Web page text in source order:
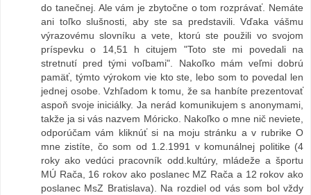
do tanečnej. Ale vám je zbytočne o tom rozprávať. Nemáte
ani toľko slušnosti, aby ste sa predstavili. Vďaka vášmu
výrazovému slovníku a vete, ktorú ste použili vo svojom
príspevku o 14,51 h citujem "Toto ste mi povedali na
stretnutí pred tými voľbami". Nakoľko mám veľmi dobrú
pamäť, týmto výrokom vie kto ste, lebo som to povedal len
jednej osobe. Vzhľadom k tomu, že sa hanbíte prezentovať
aspoň svoje iniciálky. Ja nerád komunikujem s anonymami,
takže ja si vás nazvem Móricko. Nakoľko o mne nič neviete,
odporúčam vám kliknúť si na moju stránku a v rubrike O
mne zistíte, čo som od 1.2.1991 v komunálnej politike (4
roky ako vedúci pracovník odd.kultúry, mládeže a športu
MÚ Rača, 16 rokov ako poslanec MZ Rača a 12 rokov ako
poslanec MsZ Bratislava). Na rozdiel od vás som bol vždy